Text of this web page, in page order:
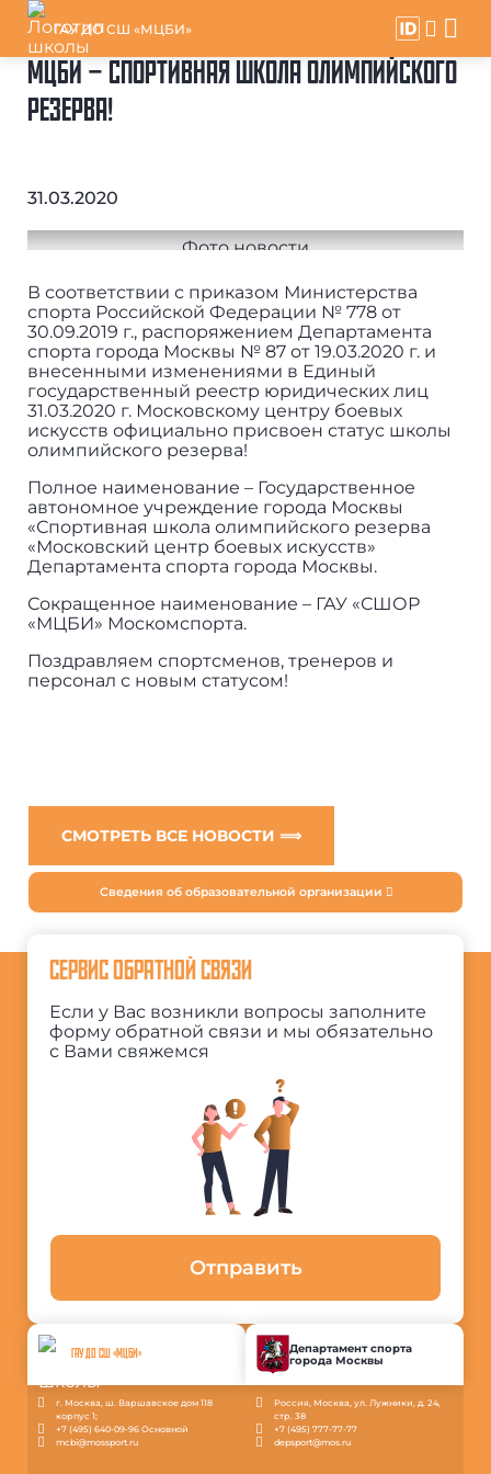
ГАУ ДО СШ «МЦБИ»
МЦБИ – СПОРТИВНАЯ ШКОЛА ОЛИМПИЙСКОГО
РЕЗЕРВА!
31.03.2020
В соответствии с приказом Министерства
спорта Российской Федерации № 778 от
30.09.2019 г., распоряжением Департамента
спорта города Москвы № 87 от 19.03.2020 г. и
внесенными изменениями в Единый
государственный реестр юридических лиц
31.03.2020 г. Московскому центру боевых
искусств официально присвоен статус школы
олимпийского резерва!
Полное наименование – Государственное
автономное учреждение города Москвы
«Спортивная школа олимпийского резерва
«Московский центр боевых искусств»
Департамента спорта города Москвы.
Сокращенное наименование – ГАУ «СШОР
«МЦБИ» Москомспорта.
Поздравляем спортсменов, тренеров и
персонал с новым статусом!
СМОТРЕТЬ ВСЕ НОВОСТИ ⟹
Сведения об образовательной организации
СЕРВИС ОБРАТНОЙ СВЯЗИ
Если у Вас возникли вопросы заполните
форму обратной связи и мы обязательно
с Вами свяжемся
Отправить
ГАУ ДО СШ «МЦБИ»
г. Москва, ш. Варшавское дом 118
корпус 1;
+7 (495) 640-09-96 Основной
mcbi@mossport.ru
Департамент спорта
города Москвы
Россия, Москва, ул. Лужники, д. 24,
стр. 38
+7 (495) 777-77-77
depsport@mos.ru